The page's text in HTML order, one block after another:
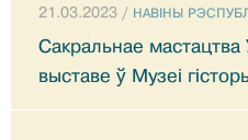
21.03.2023 / НАВIНЫ
Сакральнае мастацтва
выставе ў Музеі